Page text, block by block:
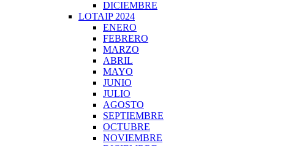
DICIEMBRE
LOTAIP 2024
ENERO
FEBRERO
MARZO
ABRIL
MAYO
JUNIO
JULIO
AGOSTO
SEPTIEMBRE
OCTUBRE
NOVIEMBRE